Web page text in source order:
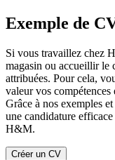
Exemple de
Si vous travaillez chez
magasin ou accueillir le
attribuées. Pour cela,
valeur vos
Grâce à nos exemples
une candidature
H&M.
Créer un CV